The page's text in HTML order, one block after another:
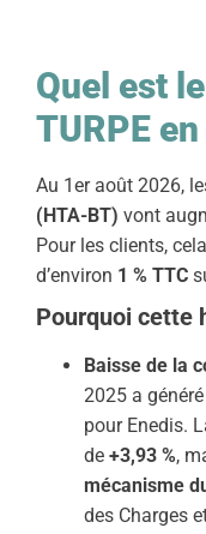
Quel est
TURPE
Au 1er août 2026,
(HTA-BT) vont
Pour les clients,
d’environ 1 % TTC
Pourquoi cette
Baisse de la
2025 a
pour Enedis.
de +3,93 %,
mécanisme
des Charges